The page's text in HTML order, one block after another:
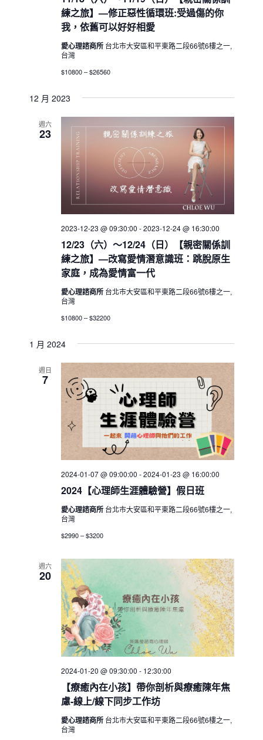
練之旅】—修正惡性循環班:受過傷的你
我，依舊可以好好相愛
愛心理諮商所 台北市大安區和平東路二段66號6樓之一,
台灣
$10800 – $26560
12 月 2023
週六
23
12/23（六）～12/24（日）【親密關係訓
練之旅】—改寫愛情潛意識班：跳脫原生
家庭，成為愛情富一代
2023-12-23 @ 09:30:00 -2023-12-24 @ 16:30:00
愛心理諮商所 台北市大安區和平東路二段66號6樓之一,
台灣
$10800 – $32200
1 月 2024
週日
7
2024【心理師生涯體驗營】假日班
2024-01-07 @ 09:00:00 -2024-01-23 @ 16:00:00
愛心理諮商所 台北市大安區和平東路二段66號6樓之一,
台灣
$2990 – $3200
週六
20
【療癒內在小孩】帶你剖析與療癒陳年焦
慮-線上/線下同步工作坊
2024-01-20 @ 09:30:00 - 12:30:00
愛心理諮商所 台北市大安區和平東路二段66號6樓之一,
台灣